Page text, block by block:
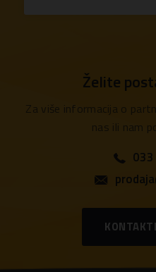
Želite
Za više informacija o
nas ili nam